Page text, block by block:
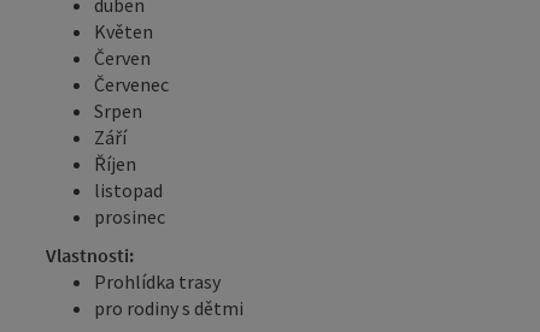
Květen
Červen
Červenec
Srpen
Září
Říjen
listopad
prosinec
Vlastnosti:
Prohlídka trasy
pro rodiny s dětmi